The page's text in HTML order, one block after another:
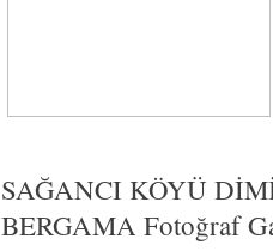
SAĞANCI KÖYÜ
BERGAMA Fotoğraf